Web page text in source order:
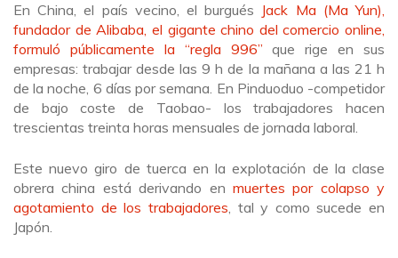
En China, el país vecino, el burgués Jack Ma (Ma Yun),
fundador de Alibaba, el gigante chino del comercio online,
formuló públicamente la “regla 996” que rige en sus
empresas: trabajar desde las 9 h de la mañana a las 21 h
de la noche, 6 días por semana. En Pinduoduo -competidor
de bajo coste de Taobao- los trabajadores hacen
trescientas treinta horas mensuales de jornada laboral.
Este nuevo giro de tuerca en la explotación de la clase
obrera china está derivando en muertes por colapso y
agotamiento de los trabajadores, tal y como sucede en
Japón.